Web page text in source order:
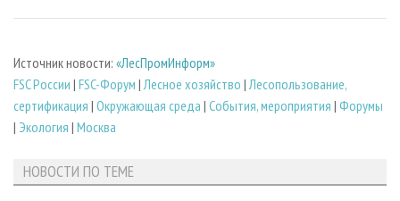
Источник новости: «ЛесПромИнформ»
FSC России | FSC-Форум | Лесное хозяйство | Лесопользование,
сертификация | Окружающая среда | События, мероприятия | Форумы
| Экология | Москва
НОВОСТИ ПО ТЕМЕ